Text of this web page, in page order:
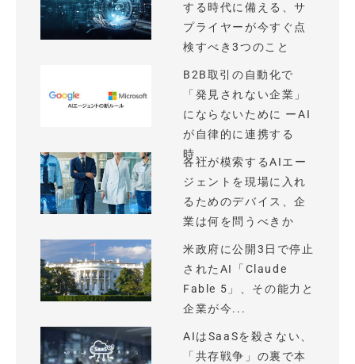
する時代に備える、サ
プライヤーが今すぐ点
検すべき3つのこと
B2B取引の自動化で
「発見されない企業」
にならないために ーAI
が自律的に連携する
時...
各社が模索するAIエー
ジェントを現場に入れ
るためのデバイス、企
業は何を問うべきか
米政府に公開3日で停止
されたAI「Claude
Fable 5」、その能力と
企業が今...
AIはSaaSを殺さない、
「共存戦争」の裏で本